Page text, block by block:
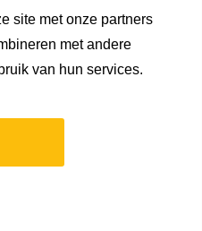
site met onze partners
met andere
van hun services.